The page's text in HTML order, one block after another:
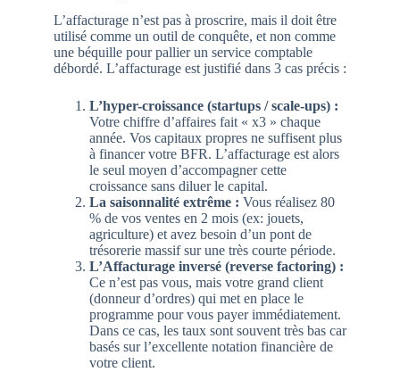
L’affacturage n’est pas à proscrire, mais il doit être
utilisé comme un outil de conquête, et non comme
une béquille pour pallier un service comptable
débordé. L’affacturage est justifié dans 3 cas précis :
L’hyper-croissance (startups / scale-ups) :
Votre chiffre d’affaires fait « x3 » chaque
année. Vos capitaux propres ne suffisent plus
à financer votre BFR. L’affacturage est alors
le seul moyen d’accompagner cette
croissance sans diluer le capital.
La saisonnalité extrême : Vous réalisez 80
% de vos ventes en 2 mois (ex: jouets,
agriculture) et avez besoin d’un pont de
trésorerie massif sur une très courte période.
L’Affacturage inversé (reverse factoring) :
Ce n’est pas vous, mais votre grand client
(donneur d’ordres) qui met en place le
programme pour vous payer immédiatement.
Dans ce cas, les taux sont souvent très bas car
basés sur l’excellente notation financière de
votre client.